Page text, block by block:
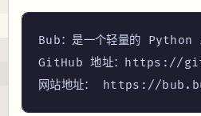
Bub：是一个轻量的
GitHub 地址：https://